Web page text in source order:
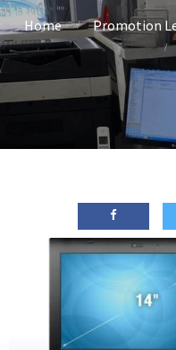
Home
Promotion